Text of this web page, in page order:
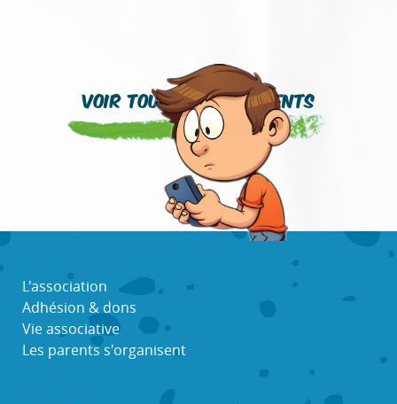
Voir tous les événements
L'association
Adhésion & dons
Vie associative
Les parents s'organisent